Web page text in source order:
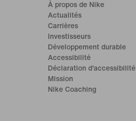
À propos de Nike
Actualités
Carrières
Investisseurs
Développement durable
Accessibilité
Déclaration d'accessibilité
Mission
Nike Coaching